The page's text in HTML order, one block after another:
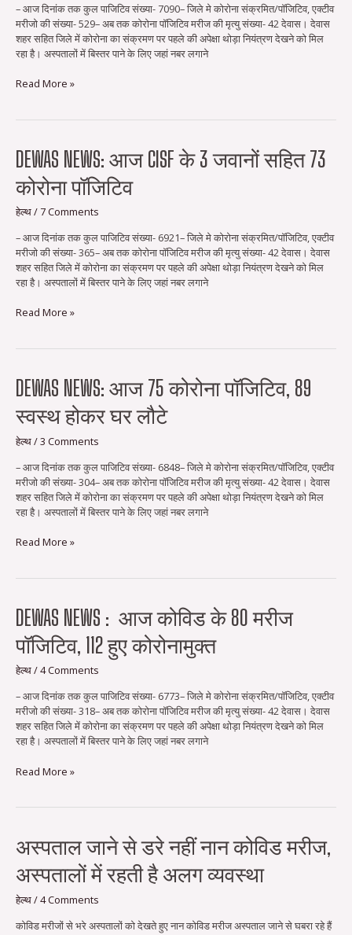
– आज दिनांक तक कुल पाजिटिव संख्या- 7090– जिले मे कोरोना संक्रमित/पॉजिटिव, एक्‍टीव
मरीजो की संख्या- 529– अब तक कोरोना पॉजिटिव मरीज की मृत्‍यु संख्या- 42 देवास। देवास
शहर सहित जिले में कोरोना का संक्रमण पर पहले की अपेक्षा थोड़ा नियंत्रण देखने को मिल
रहा है। अस्पतालों में बिस्तर पाने के लिए जहां नबर लगाने
जवानों
सहित
83
कोरोना
Read More »
DEWAS NEWS: आज CISF के 3 जवानों सहित 73
कोरोना पॉजिटिव
हेल्थ/ 7 Comments
– आज दिनांक तक कुल पाजिटिव संख्या- 6921– जिले मे कोरोना संक्रमित/पॉजिटिव, एक्‍टीव
मरीजो की संख्या- 365– अब तक कोरोना पॉजिटिव मरीज की मृत्‍यु संख्या- 42 देवास। देवास
शहर सहित जिले में कोरोना का संक्रमण पर पहले की अपेक्षा थोड़ा नियंत्रण देखने को मिल
रहा है। अस्पतालों में बिस्तर पाने के लिए जहां नबर लगाने
Dewas
news:
आज
CISF
के
जवानों
सहित
73
कोरोना
Read More »
DEWAS NEWS: आज 75 कोरोना पॉजिटिव, 89
स्वस्थ होकर घर लौटे
हेल्थ/3 Comments
– आज दिनांक तक कुल पाजिटिव संख्या- 6848– जिले मे कोरोना संक्रमित/पॉजिटिव, एक्‍टीव
मरीजो की संख्या- 304– अब तक कोरोना पॉजिटिव मरीज की मृत्‍यु संख्या- 42 देवास। देवास
शहर सहित जिले में कोरोना का संक्रमण पर पहले की अपेक्षा थोड़ा नियंत्रण देखने को मिल
रहा है। अस्पतालों में बिस्तर पाने के लिए जहां नबर लगाने
Dewas
news:
आज
75
कोरोना
89
स्वस्थ
होकर
घर
Read More »
DEWAS NEWS : आज कोविड के 80 मरीज
पॉजिटिव, 112 हुए कोरोनामुक्त
हेल्थ/4 Comments
– आज दिनांक तक कुल पाजिटिव संख्या- 6773– जिले मे कोरोना संक्रमित/पॉजिटिव, एक्‍टीव
मरीजो की संख्या- 318– अब तक कोरोना पॉजिटिव मरीज की मृत्‍यु संख्या- 42 देवास। देवास
शहर सहित जिले में कोरोना का संक्रमण पर पहले की अपेक्षा थोड़ा नियंत्रण देखने को मिल
रहा है। अस्पतालों में बिस्तर पाने के लिए जहां नबर लगाने
Dewas
news
:
आज
कोविड
80
मरीज
पॉजिटिव,
112
कोरोनामुक्त
Read More »
अस्पताल जाने से डरे नहीं नान कोविड मरीज,
अस्पतालों में रहती है अलग व्यवस्था
हेल्थ/4 Comments
कोविड मरीजों से भरे अस्पतालों को देखते हुए नान कोविड मरीज अस्पताल जाने से घबरा रहे हैं
अस्पताल
जाने
से
डरे
नहीं
कोविड